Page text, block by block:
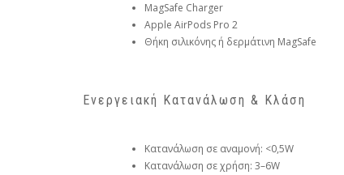
MagSafe Charger
Apple AirPods Pro 2
Θήκη σιλικόνης ή δερμάτινη MagSafe
Ενεργειακή Κατανάλωση & Κλάση
Κατανάλωση σε αναμονή: <0,5W
Κατανάλωση σε χρήση: 3–6W